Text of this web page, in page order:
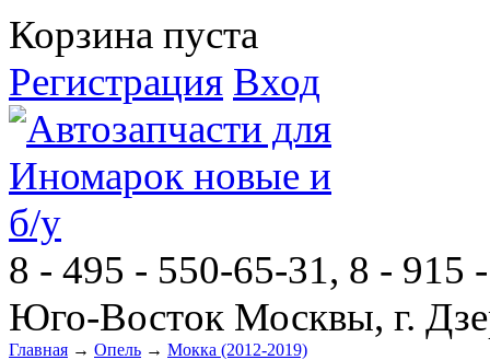
Корзина пуста
Регистрация Вход
8 - 495 - 550-65-31, 8 - 915
Юго-Восток Москвы, г.
Главная → Опель → Мокка (2012-2019)